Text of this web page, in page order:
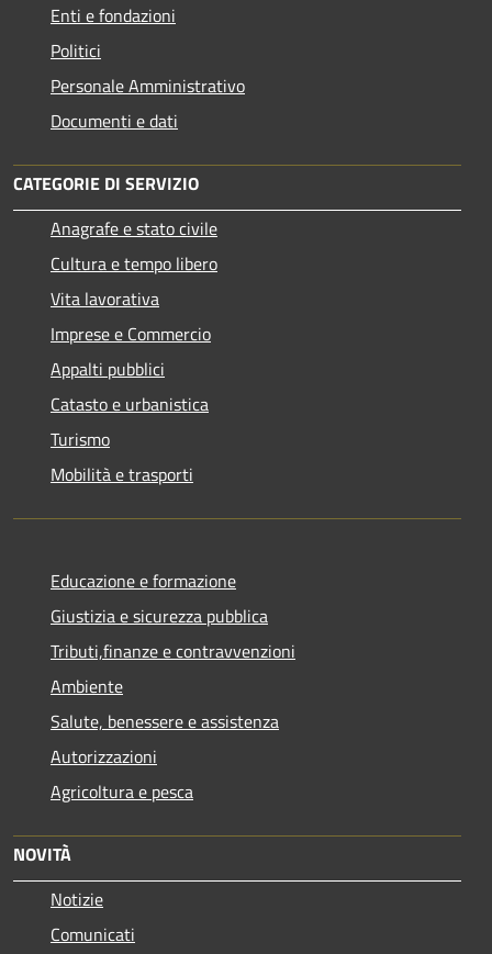
Enti e fondazioni
Politici
Personale Amministrativo
Documenti e dati
CATEGORIE DI SERVIZIO
Anagrafe e stato civile
Cultura e tempo libero
Vita lavorativa
Imprese e Commercio
Appalti pubblici
Catasto e urbanistica
Turismo
Mobilità e trasporti
Educazione e formazione
Giustizia e sicurezza pubblica
Tributi,finanze e contravvenzioni
Ambiente
Salute, benessere e assistenza
Autorizzazioni
Agricoltura e pesca
NOVITÀ
Notizie
Comunicati